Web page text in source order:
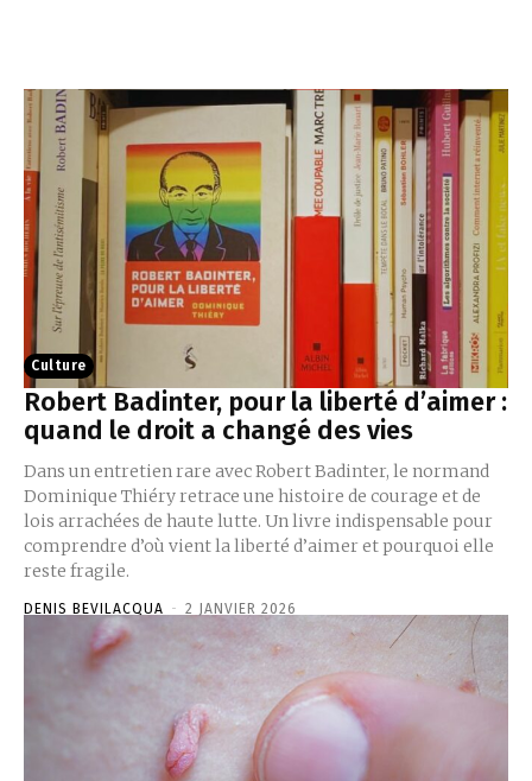
Culture
Robert Badinter, pour la liberté d’aimer :
quand le droit a changé des vies
Dans un entretien rare avec Robert Badinter, le normand
Dominique Thiéry retrace une histoire de courage et de
lois arrachées de haute lutte. Un livre indispensable pour
comprendre d’où vient la liberté d’aimer et pourquoi elle
reste fragile.
DENIS BEVILACQUA - 2 JANVIER 2026